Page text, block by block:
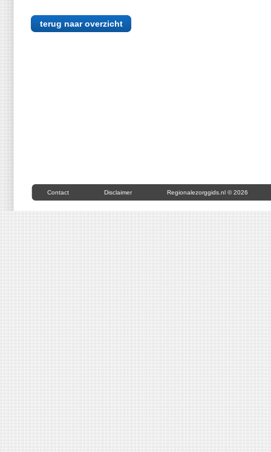
terug naar overzicht
Contact Disclaimer Regionalezorggids.nl © 2026